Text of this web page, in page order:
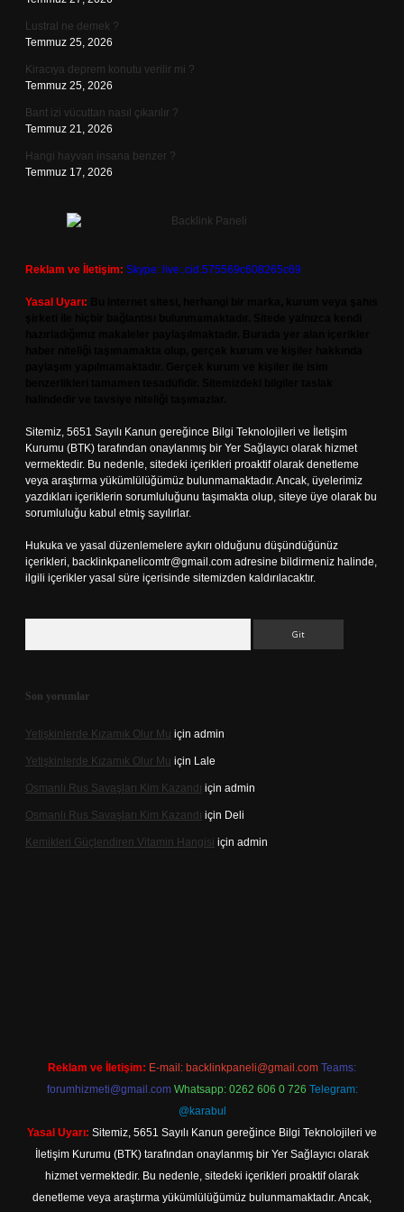
Lustral ne demek ?
Temmuz 25, 2026
Kiracıya deprem konutu verilir mi ?
Temmuz 25, 2026
Bant izi vücuttan nasıl çıkarılır ?
Temmuz 21, 2026
Hangi hayvan insana benzer ?
Temmuz 17, 2026
Reklam ve İletişim: Skype: live:.cid.575569c608265c69
Yasal Uyarı:
Sitemiz, 5651 Sayılı Kanun gereğince Bilgi Teknolojileri ve İletişim
Kurumu (BTK) tarafından onaylanmış bir Yer Sağlayıcı olarak hizmet
vermektedir. Bu nedenle, sitedeki içerikleri proaktif olarak denetleme
veya araştırma yükümlülüğümüz bulunmamaktadır. Ancak, üyelerimiz
yazdıkları içeriklerin sorumluluğunu taşımakta olup, siteye üye olarak bu
sorumluluğu kabul etmiş sayılırlar.
Hukuka ve yasal düzenlemelere aykırı olduğunu düşündüğünüz
içerikleri, backlinkpanelicomtr@gmail.com adresine bildirmeniz halinde,
ilgili içerikler yasal süre içerisinde sitemizden kaldırılacaktır.
Son yorumlar
Yetişkinlerde Kızamık Olur Mu için admin
Yetişkinlerde Kızamık Olur Mu için Lale
Osmanlı Rus Savaşları Kim Kazandı için admin
Osmanlı Rus Savaşları Kim Kazandı için Deli
Kemikleri Güçlendiren Vitamin Hangisi için admin
Reklam ve İletişim: E-mail: backlinkpaneli@gmail.com Teams:
forumhizmeti@gmail.com Whatsapp: 0262 606 0 726 Telegram:
@karabul
Yasal Uyarı: Sitemiz, 5651 Sayılı Kanun gereğince Bilgi Teknolojileri ve
İletişim Kurumu (BTK) tarafından onaylanmış bir Yer Sağlayıcı olarak
hizmet vermektedir. Bu nedenle, sitedeki içerikleri proaktif olarak
denetleme veya araştırma yükümlülüğümüz bulunmamaktadır. Ancak,